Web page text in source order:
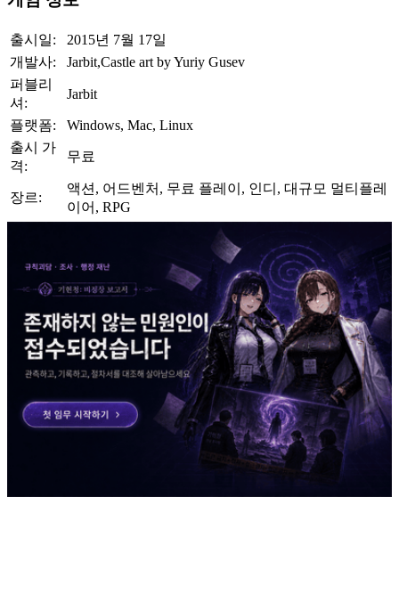
출시일:
2015년 7월 17일
개발사:
Jarbit,Castle art by Yuriy Gusev
퍼블리
셔:
Jarbit
플랫폼:
Windows, Mac, Linux
출시 가
격:
무료
장르:
액션, 어드벤처, 무료 플레이, 인디, 대규모 멀티플레
이어, RPG